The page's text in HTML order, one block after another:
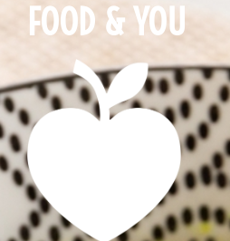
FOOD & YOU